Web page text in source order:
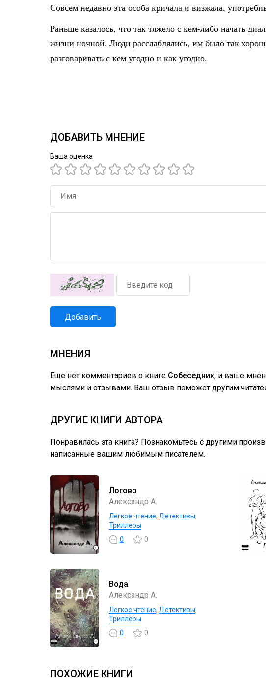
Совсем недавно эта особа кричала и визжала,
Раньше казалось, что так тяжело с кем-либо начать
жизни ночной. Люди расслаблялись, им было так
разговаривать с кем угодно и как угодно.
ДОБАВИТЬ МНЕНИЕ
Ваша оценка
Добавить
МНЕНИЯ
Еще нет комментариев о книге Собеседник, и ваше
мыслями и отзывами. Ваш отзыв поможет другим
ДРУГИЕ КНИГИ АВТОРА
Понравилась эта книга? Познакомьтесь с другими
написанные вашим любимым писателем.
Логово
Александр А.
Легкое чтение, Детективы,
Триллеры
0
0
Вода
Александр А.
Легкое чтение, Детективы,
Триллеры
0
0
ПОХОЖИЕ КНИГИ